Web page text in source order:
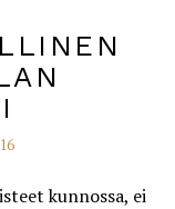
kunnossa, ei